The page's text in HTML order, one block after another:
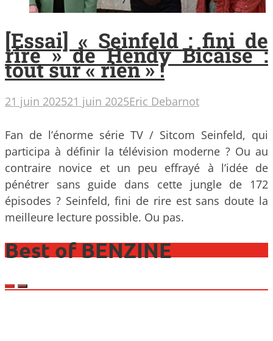
[Essai] « Seinfeld : fini de
rire » de Hendy Bicaise :
tout sur « rien » !
21 juin 202521 juin 2025Eric Debarnot
Fan de l’énorme série TV / Sitcom Seinfeld, qui
participa à définir la télévision moderne ? Ou au
contraire novice et un peu effrayé à l’idée de
pénétrer sans guide dans cette jungle de 172
épisodes ? Seinfeld, fini de rire est sans doute la
meilleure lecture possible. Ou pas.
Best of BENZINE